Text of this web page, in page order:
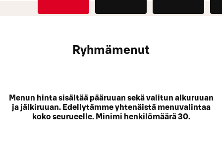
Ryhmämenut
Menun hinta sisältää pääruuan sekä valitun alkuruuan
ja jälkiruuan. Edellytämme yhtenäistä menuvalintaa
koko seurueelle. Minimi henkilömäärä 30.